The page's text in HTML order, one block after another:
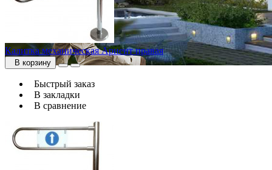
Калитка механическая Ариент правая
В корзину
Быстрый заказ
В закладки
В сравнение